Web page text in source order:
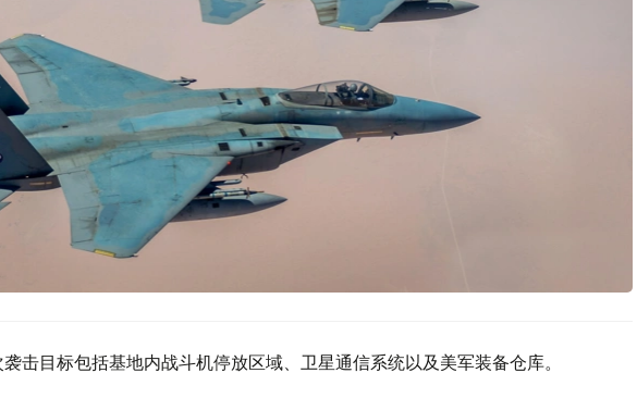
袭击目标包括基地内战斗机停放区域、卫星通信系统以及美军装备仓库。